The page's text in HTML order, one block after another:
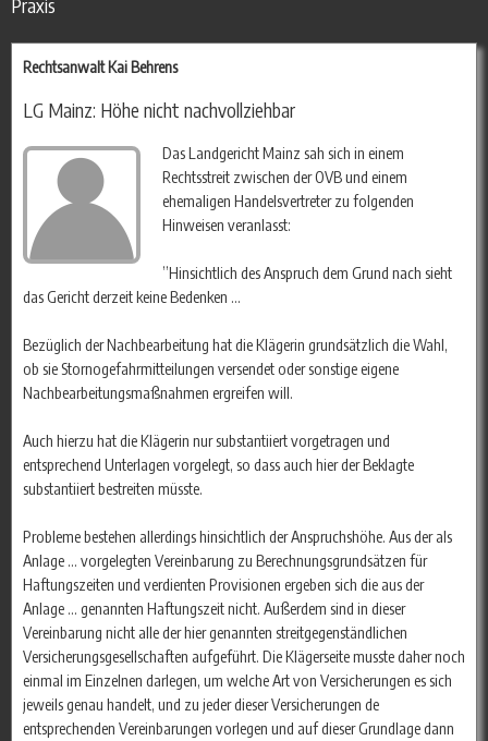
Praxis
Rechtsanwalt Kai Behrens
LG Mainz: Höhe nicht nachvollziehbar
Das Landgericht Mainz sah sich in einem
Rechtsstreit zwischen der OVB und einem
ehemaligen Handelsvertreter zu folgenden
Hinweisen veranlasst:
”Hinsichtlich des Anspruch dem Grund nach sieht
das Gericht derzeit keine Bedenken …
Bezüglich der Nachbearbeitung hat die Klägerin grundsätzlich die Wahl,
ob sie Stornogefahrmitteilungen versendet oder sonstige eigene
Nachbearbeitungsmaßnahmen ergreifen will.
Auch hierzu hat die Klägerin nur substantiiert vorgetragen und
entsprechend Unterlagen vorgelegt, so dass auch hier der Beklagte
substantiiert bestreiten müsste.
Probleme bestehen allerdings hinsichtlich der Anspruchshöhe. Aus der als
Anlage … vorgelegten Vereinbarung zu Berechnungsgrundsätzen für
Haftungszeiten und verdienten Provisionen ergeben sich die aus der
Anlage … genannten Haftungszeit nicht. Außerdem sind in dieser
Vereinbarung nicht alle der hier genannten streitgegenständlichen
Versicherungsgesellschaften aufgeführt. Die Klägerseite musste daher noch
einmal im Einzelnen darlegen, um welche Art von Versicherungen es sich
jeweils genau handelt, und zu jeder dieser Versicherungen de
entsprechenden Vereinbarungen vorlegen und auf dieser Grundlage dann